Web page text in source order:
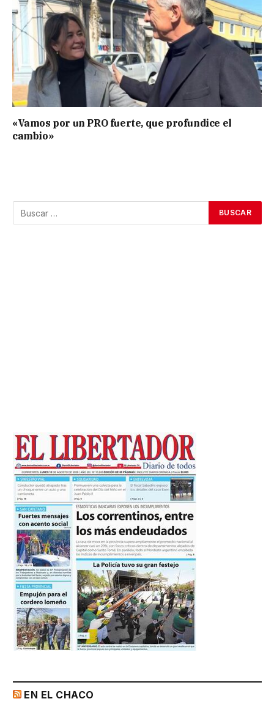
«Vamos por un PRO fuerte, que profundice el
cambio»
EN EL CHACO